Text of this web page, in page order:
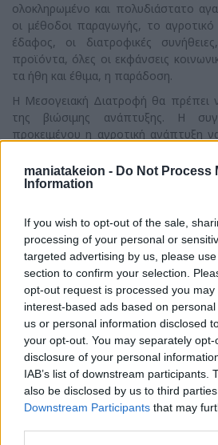
maniatakeion - Do Not Process
Information
If you wish to opt-out of the sale,
processing of your personal or
targeted advertising by us, please
section to confirm your selection.
opt-out request is processed you may
interest-based ads based on
us or personal information disclosed
your opt-out. You may separately
disclosure of your personal
IAB’s list of downstream participants.
also be disclosed by us to third
Downstream Participants that may
ολοκληρωμένο και πολυδιάστατο
οι μέθοδοι παραγωγής, το
έδαφος, οι διατροφικές
προϊόντα, όλες οι εκφάνσεις
τα ήθη και έθιμα, η παράδοση.
Η Μεσογειακή Διατροφή θα πρέπει
της βιώσιμης ανάπτυξης. Η
προκειμένου η αγροτική ανάπτυξη
Η αναπτυξιακή της διάσταση
κοινωνικής και οικονομικής
προβλημάτων. Συνεπώς, πέραν των
και εισοδήματος που παρέχει,
στη διασφάλιση της διατροφικής
διαμόρφωση, διατήρηση και
χώρου. Συμβάλλει στη
κληρονομιάς και της «ταυτότητας»
Τέλος, λειτουργεί ως ασπίδα της
από την παραγωγή ασφαλών και
προϊόντων.
Πολλά έχουν ειπωθεί για τον
που αποτελεί τροχοπέδη για την
χώρας μας. Ο πρωτογενής τομέας
ανάπτυξης που μένουν